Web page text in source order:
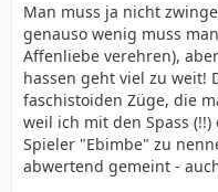
Man muss ja nicht
genauso wenig muss
Affenliebe verehren),
hassen geht viel zu weit!
faschistoiden Züge, die
weil ich mit den Spass
Spieler "Ebimbe" zu
abwertend gemeint -